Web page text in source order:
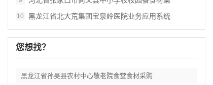
10 黑龙江省北大荒集团宝泉岭医院业务应用系统
您想找？
黑龙江省孙吴县农村中心敬老院食堂食材采购